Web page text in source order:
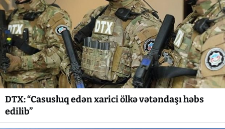
DTX: “Casusluq edən xarici ölkə vətəndaşı həbs
edilib”